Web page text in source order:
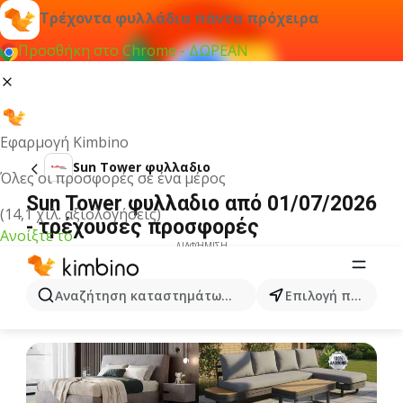
Τρέχοντα φυλλάδια πάντα πρόχειρα
Προσθήκη στο Chrome - ΔΩΡΕΑΝ
Εφαρμογή Kimbino
Όλες οι προσφορές σε ένα μέρος
(14,1 χιλ. αξιολογήσεις)
Ανοίξτε το
Αναζήτηση καταστημάτων, κατηγοριών, προϊόντων...
Επιλογή πόλης
Sun Tower φυλλαδιο
Sun Tower φυλλαδιο από 01/07/2026
- τρέχουσες προσφορές
ΔΙΑΦΉΜΙΣΗ